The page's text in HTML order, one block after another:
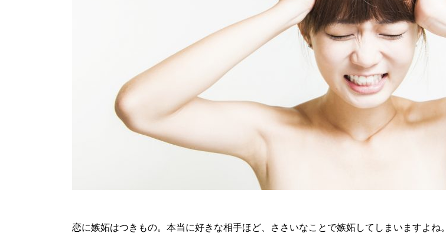
恋に嫉妬はつきもの。本当に好きな相手ほど、ささいなことで嫉妬してしまいますよね。